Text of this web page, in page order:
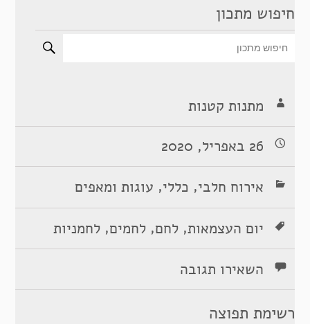
חיפוש מתכון
מתנות קטנות
26 באפריל, 2020
אירוח חלבי, כללי, עוגות ומאפים
יום העצמאות,לחם,לחמים,לחמניות
השאירו תגובה
רשימת תפוצה